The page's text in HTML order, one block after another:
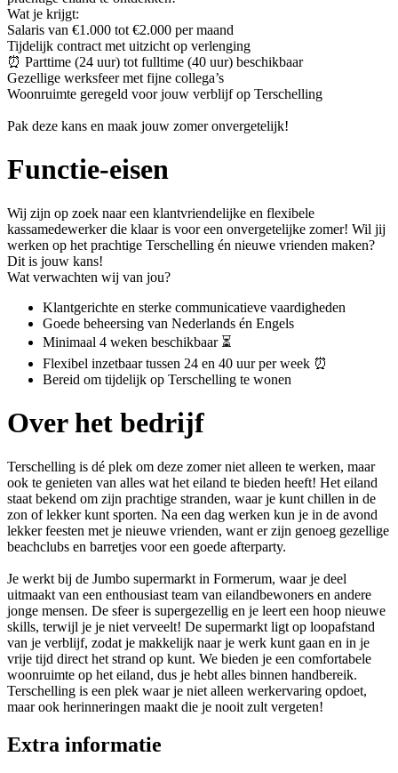
Wat je krijgt:
Salaris van €1.000 tot €2.000 per maand
Tijdelijk contract met uitzicht op verlenging
⏰ Parttime (24 uur) tot fulltime (40 uur) beschikbaar
Gezellige werksfeer met fijne collega’s
Woonruimte geregeld voor jouw verblijf op Terschelling
Pak deze kans en maak jouw zomer onvergetelijk!
Functie-eisen
Wij zijn op zoek naar een klantvriendelijke en flexibele
kassamedewerker die klaar is voor een onvergetelijke zomer! Wil jij
werken op het prachtige Terschelling én nieuwe vrienden maken?
Dit is jouw kans!
Wat verwachten wij van jou?
Klantgerichte en sterke communicatieve vaardigheden
Goede beheersing van Nederlands én Engels
Minimaal 4 weken beschikbaar ⏳
Flexibel inzetbaar tussen 24 en 40 uur per week ⏰
Bereid om tijdelijk op Terschelling te wonen
Over het bedrijf
Terschelling is dé plek om deze zomer niet alleen te werken, maar
ook te genieten van alles wat het eiland te bieden heeft! Het eiland
staat bekend om zijn prachtige stranden, waar je kunt chillen in de
zon of lekker kunt sporten. Na een dag werken kun je in de avond
lekker feesten met je nieuwe vrienden, want er zijn genoeg gezellige
beachclubs en barretjes voor een goede afterparty.
Je werkt bij de Jumbo supermarkt in Formerum, waar je deel
uitmaakt van een enthousiast team van eilandbewoners en andere
jonge mensen. De sfeer is supergezellig en je leert een hoop nieuwe
skills, terwijl je je niet verveelt! De supermarkt ligt op loopafstand
van je verblijf, zodat je makkelijk naar je werk kunt gaan en in je
vrije tijd direct het strand op kunt. We bieden je een comfortabele
woonruimte op het eiland, dus je hebt alles binnen handbereik.
Terschelling is een plek waar je niet alleen werkervaring opdoet,
maar ook herinneringen maakt die je nooit zult vergeten!
Extra informatie